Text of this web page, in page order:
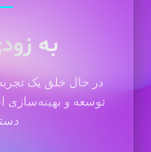
به
در حال خلق یک
توسعه و بهینه‌سازی